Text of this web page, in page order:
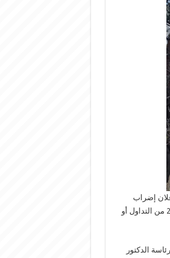
إضراب
تحذيري ابتداء من يوم الاثنين في ١ شباط ٢٠٢١ لمدة أسبوع، وطالبت بسحب مشروع موازنة العام 2021 من التداول أو
الدكتور